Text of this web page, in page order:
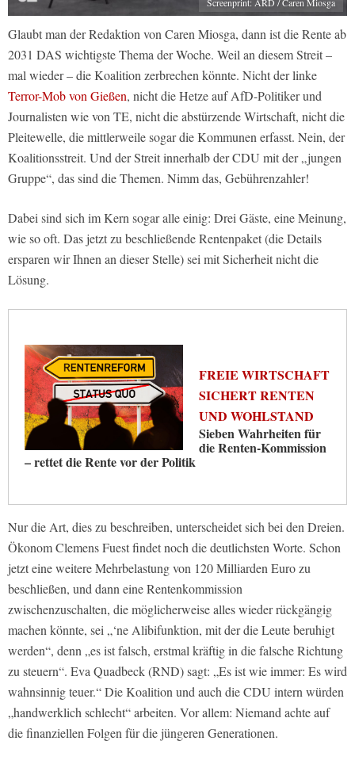
Glaubt man der Redaktion von Caren Miosga, dann ist die Rente ab
2031 DAS wichtigste Thema der Woche. Weil an diesem Streit –
mal wieder – die Koalition zerbrechen könnte. Nicht der linke
Terror-Mob von Gießen, nicht die Hetze auf AfD-Politiker und
Journalisten wie von TE, nicht die abstürzende Wirtschaft, nicht die
Pleitewelle, die mittlerweile sogar die Kommunen erfasst. Nein, der
Koalitionsstreit. Und der Streit innerhalb der CDU mit der „jungen
Gruppe“, das sind die Themen. Nimm das, Gebührenzahler!
Dabei sind sich im Kern sogar alle einig: Drei Gäste, eine Meinung,
wie so oft. Das jetzt zu beschließende Rentenpaket (die Details
ersparen wir Ihnen an dieser Stelle) sei mit Sicherheit nicht die
Lösung.
FREIE WIRTSCHAFT
SICHERT RENTEN
UND WOHLSTAND
Sieben Wahrheiten für
die Renten-Kommission
– rettet die Rente vor der Politik
Nur die Art, dies zu beschreiben, unterscheidet sich bei den Dreien.
Ökonom Clemens Fuest findet noch die deutlichsten Worte. Schon
jetzt eine weitere Mehrbelastung von 120 Milliarden Euro zu
beschließen, und dann eine Rentenkommission
zwischenzuschalten, die möglicherweise alles wieder rückgängig
machen könnte, sei „‘ne Alibifunktion, mit der die Leute beruhigt
werden“, denn „es ist falsch, erstmal kräftig in die falsche Richtung
zu steuern“. Eva Quadbeck (RND) sagt: „Es ist wie immer: Es wird
wahnsinnig teuer.“ Die Koalition und auch die CDU intern würden
„handwerklich schlecht“ arbeiten. Vor allem: Niemand achte auf
die finanziellen Folgen für die jüngeren Generationen.